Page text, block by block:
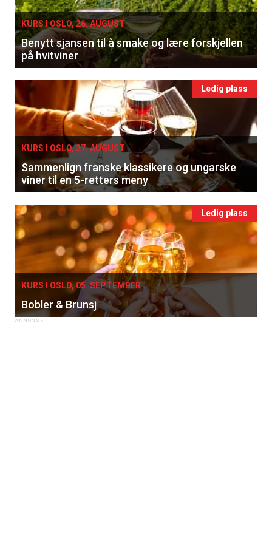
KURS I OSLO, 26. AUGUST
Benytt sjansen til å smake og lære forskjellen
på hvitviner
Ledig plass
KURS I OSLO, 27. AUGUST
Sammenlign franske klassikere og ungarske
viner til en 5-retters meny
Ledig plass
KURS I OSLO, 05. SEPTEMBER
Bobler & Brunsj